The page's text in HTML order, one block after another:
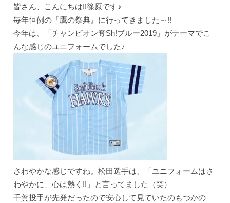
皆さん、こんにちは!!篠原です♪
毎年恒例の『鷹の祭典』に行ってきました～!!
今年は、「チャンピオン奪Sh!ブルー2019」がテーマでこ
んな感じのユニフォームでした♪
さわやかな感じですね。松田選手は、「ユニフォームはさ
わやかに、心は熱く!!」と言ってました（笑）
千賀投手が先発だったので安心して見ていたのもつかの